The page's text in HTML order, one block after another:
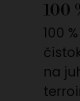
100
100
na